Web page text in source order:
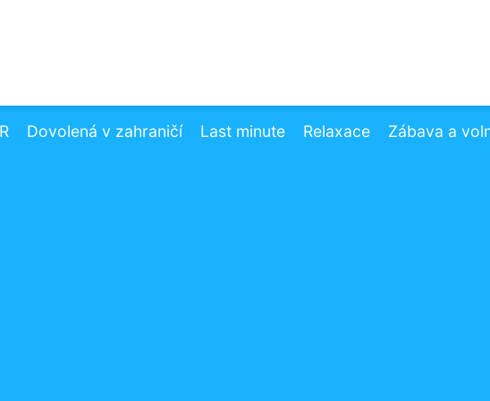
Dovolená v zahraničí Last minute Relaxace Zábava a